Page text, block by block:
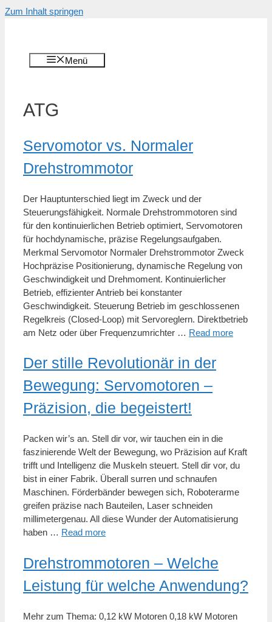
Zum Inhalt springen
Menü
ATG
Servomotor vs. Normaler
Drehstrommotor
Der Hauptunterschied liegt im Zweck und der
Steuerungsfähigkeit. Normale Drehstrommotoren sind
für den kontinuierlichen Betrieb optimiert, Servomotoren
für hochdynamische, präzise Regelungsaufgaben.
Merkmal Servomotor Normaler Drehstrommotor Zweck
Hochpräzise Positionierung, dynamische Regelung von
Geschwindigkeit und Drehmoment. Kontinuierlicher
Betrieb, effizienter Antrieb bei konstanter
Geschwindigkeit. Steuerung Betrieb im geschlossenen
Regelkreis (Closed-Loop) mit Servoreglern. Direktbetrieb
am Netz oder über Frequenzumrichter … Read more
Der stille Revolutionär in der
Bewegung: Servomotoren –
Präzision, die begeistert!
Packen wir’s an. Stell dir vor, wir tauchen ein in die
faszinierende Welt der Bewegung, wo Präzision auf Kraft
trifft und Intelligenz die Muskeln steuert. Stell dir vor, du
bist in einer Fabrik. Überall surren und schnaufen
Maschinen. Förderbänder bewegen sich, Roboterarme
greifen präzise nach Bauteilen, Laser schneiden
millimetergenau. All diese Wunder der Automatisierung
haben … Read more
Drehstrommotoren – Welche
Leistung für welche Anwendung?
Mehr zum Thema: 0,12 kW Motoren 0,18 kW Motoren